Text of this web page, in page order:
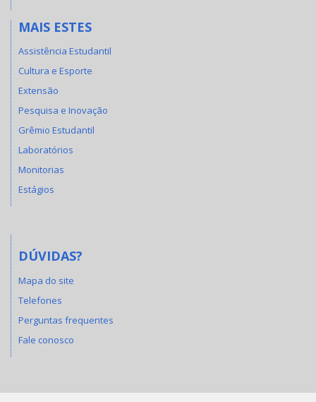
MAIS ESTES
Assistência Estudantil
Cultura e Esporte
Extensão
Pesquisa e Inovação
Grêmio Estudantil
Laboratórios
Monitorias
Estágios
DÚVIDAS?
Mapa do site
Telefones
Perguntas frequentes
Fale conosco